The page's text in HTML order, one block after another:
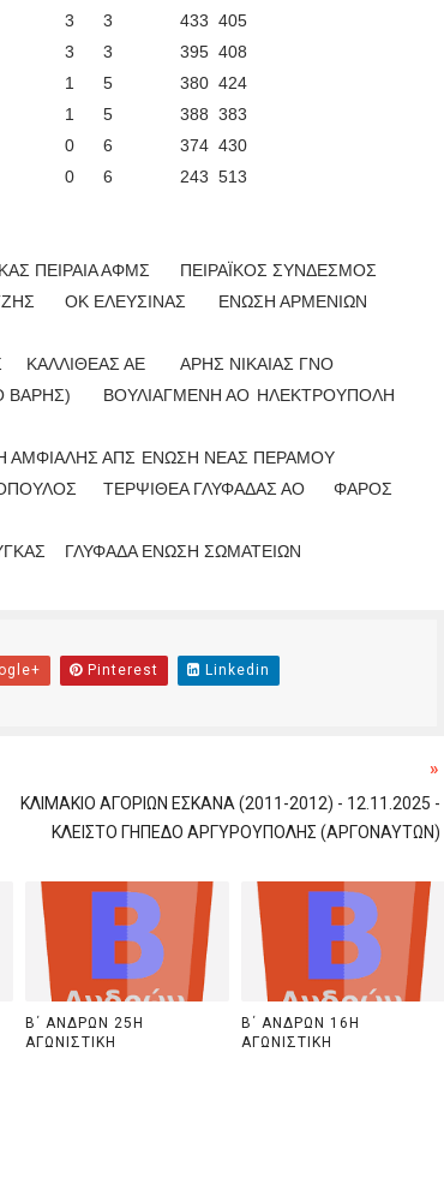
3 3 433 405
3 3 395 408
1 5 380 424
1 5 388 383
0 6 374 430
0 6 243 513
ΠΕΙΡΑΙΑ ΑΦΜΣ
ΠΕΙΡΑΪΚΟΣ ΣΥΝΔΕΣΜΟΣ
ΟΚ ΕΛΕΥΣΙΝΑΣ
ΕΝΩΣΗ ΑΡΜΕΝΙΩΝ
ΚΑΛΛΙΘΕΑΣ ΑΕ
ΑΡΗΣ ΝΙΚΑΙΑΣ ΓΝΟ
ΒΑΡΗΣ) ΒΟΥΛΙΑΓΜΕΝΗ ΑΟ ΗΛΕΚΤΡΟΥΠΟΛΗ
ΑΜΦΙΑΛΗΣ ΑΠΣ ΕΝΩΣΗ ΝΕΑΣ ΠΕΡΑΜΟΥ
ΤΕΡΨΙΘΕΑ ΓΛΥΦΑΔΑΣ ΑΟ
ΦΑΡΟΣ
ΓΛΥΦΑΔΑ ΕΝΩΣΗ ΣΩΜΑΤΕΙΩΝ
Pinterest Linkedin
»
ΚΛΙΜΑΚΙΟ ΑΓΟΡΙΩΝ ΕΣΚΑΝΑ (2011-2012) - 12.11.2025 -
ΚΛΕΙΣΤΟ ΓΗΠΕΔΟ ΑΡΓΥΡΟΥΠΟΛΗΣ (ΑΡΓΟΝΑΥΤΩΝ)
Β΄ ΑΝΔΡΩΝ 25Η
ΑΓΩΝΙΣΤΙΚΗ
Β΄ ΑΝΔΡΩΝ 16Η
ΑΓΩΝΙΣΤΙΚΗ